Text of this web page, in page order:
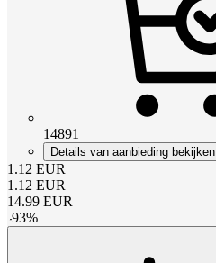
14891
Details van aanbieding bekijken
1.12 EUR
1.12 EUR
14.99 EUR
-93%